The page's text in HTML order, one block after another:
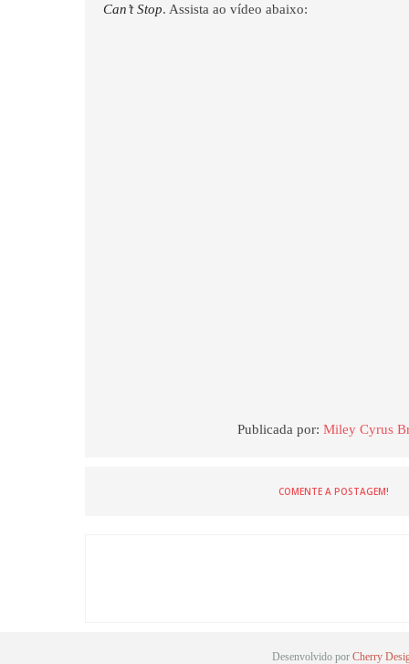
Can’t Stop. Assista ao vídeo abaixo:
Publicada por:Miley Cyrus
COMENTE A POSTAGEM!
Desenvolvido por Cherry